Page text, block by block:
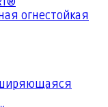
огнестойкая